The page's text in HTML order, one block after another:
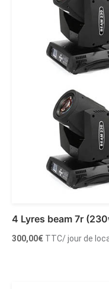
4 Lyres beam 7r
300,00€ TTC/ jour de